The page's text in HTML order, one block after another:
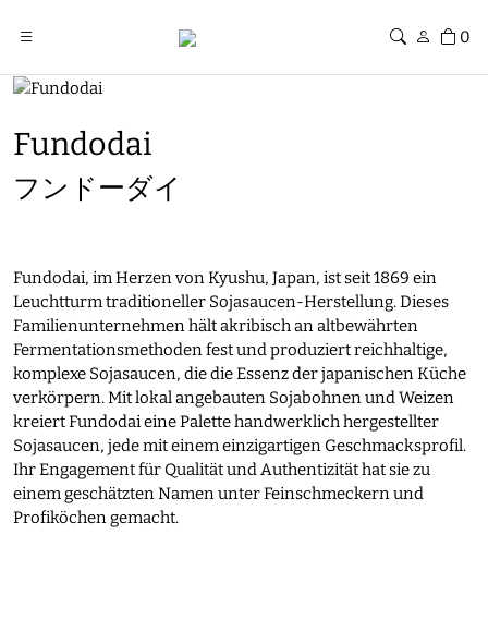
0
Fundodai
フンドーダイ
Fundodai, im Herzen von Kyushu, Japan, ist seit 1869 ein
Leuchtturm traditioneller Sojasaucen-Herstellung. Dieses
Familienunternehmen hält akribisch an altbewährten
Fermentationsmethoden fest und produziert reichhaltige,
komplexe Sojasaucen, die die Essenz der japanischen Küche
verkörpern. Mit lokal angebauten Sojabohnen und Weizen
kreiert Fundodai eine Palette handwerklich hergestellter
Sojasaucen, jede mit einem einzigartigen Geschmacksprofil.
Ihr Engagement für Qualität und Authentizität hat sie zu
einem geschätzten Namen unter Feinschmeckern und
Profiköchen gemacht.